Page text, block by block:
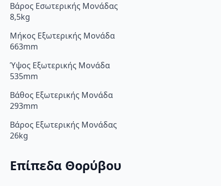
Βάρος Εσωτερικής Μονάδας
8,5kg
Μήκος Εξωτερικής Μονάδα
663mm
Ύψος Εξωτερικής Μονάδα
535mm
Βάθος Εξωτερικής Μονάδα
293mm
Βάρος Εξωτερικής Μονάδας
26kg
Επίπεδα Θορύβου